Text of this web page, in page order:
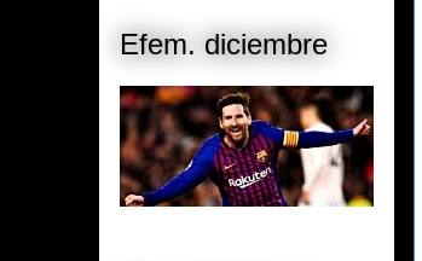
Efem. diciembre